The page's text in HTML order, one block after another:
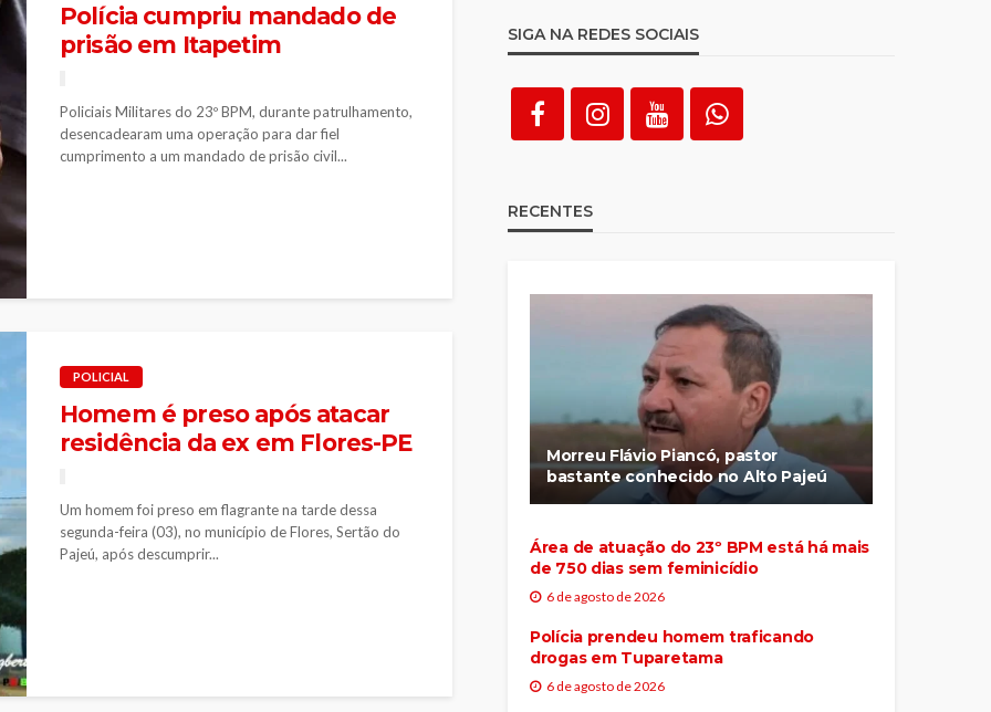
Polícia cumpriu mandado de
prisão em Itapetim
Policiais Militares do 23º BPM, durante patrulhamento,
desencadearam uma operação para dar fiel
cumprimento a um mandado de prisão civil...
POLICIAL
Homem é preso após atacar
residência da ex em Flores-PE
Um homem foi preso em flagrante na tarde dessa
segunda-feira (03), no município de Flores, Sertão do
Pajeú, após descumprir...
SIGA NA REDES SOCIAIS
RECENTES
Morreu Flávio Piancó, pastor
bastante conhecido no Alto Pajeú
Área de atuação do 23º BPM está há mais
de 750 dias sem feminicídio
6 de agosto de 2026
Polícia prendeu homem traficando
drogas em Tuparetama
6 de agosto de 2026